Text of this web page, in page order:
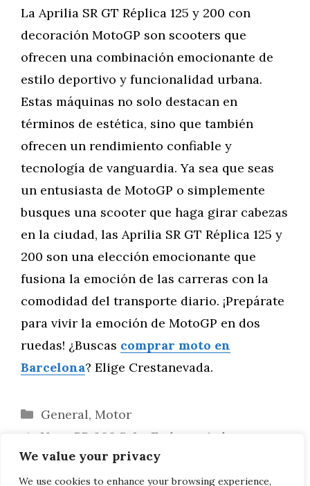
We value your privacy
We use cookies to enhance your browsing experience,
La Aprilia SR GT Réplica 125 y 200 con
decoración MotoGP son scooters que
ofrecen una combinación emocionante de
estilo deportivo y funcionalidad urbana.
Estas máquinas no solo destacan en
términos de estética, sino que también
ofrecen un rendimiento confiable y
tecnología de vanguardia. Ya sea que seas
un entusiasta de MotoGP o simplemente
busques una scooter que haga girar cabezas
en la ciudad, las Aprilia SR GT Réplica 125 y
200 son una elección emocionante que
fusiona la emoción de las carreras con la
comodidad del transporte diario. ¡Prepárate
para vivir la emoción de MotoGP en dos
ruedas! ¿Buscas comprar moto en
Barcelona? Elige Crestanevada.
Categorías
General, Motor
Voge RR 666 S: La Endemoniada
Tetracilíndrica con Más de 100 CV
Honda CB1000 Neo-Retro: Un Clásico